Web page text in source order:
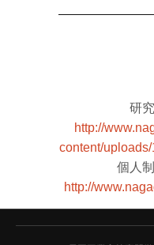
研
http://
content/
個人
http://